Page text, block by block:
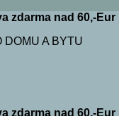
zdarma nad 60,-Eur
DOMU A BYTU
zdarma nad 60,-Eur